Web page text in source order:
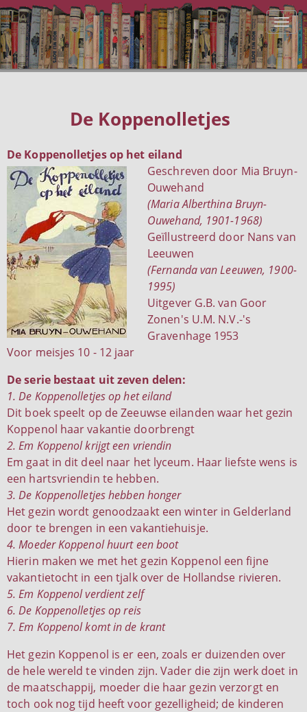
De Koppenolletjes
De Koppenolletjes op het eiland
Geschreven door Mia Bruyn-
Ouwehand
(Maria Alberthina Bruyn-
Ouwehand, 1901-1968)
Geïllustreerd door Nans van
Leeuwen
(Fernanda van Leeuwen, 1900-
1995)
Uitgever G.B. van Goor
Zonen's U.M. N.V.-'s
Gravenhage 1953
Voor meisjes 10 - 12 jaar
De serie bestaat uit zeven delen:
1. De Koppenolletjes op het eiland
Dit boek speelt op de Zeeuwse eilanden waar het gezin
Koppenol haar vakantie doorbrengt
2. Em Koppenol krijgt een vriendin
Em gaat in dit deel naar het lyceum. Haar liefste wens is
een hartsvriendin te hebben.
3. De Koppenolletjes hebben honger
Het gezin wordt genoodzaakt een winter in Gelderland
door te brengen in een vakantiehuisje.
4. Moeder Koppenol huurt een boot
Hierin maken we met het gezin Koppenol een fijne
vakantietocht in een tjalk over de Hollandse rivieren.
5. Em Koppenol verdient zelf
6. De Koppenolletjes op reis
7. Em Koppenol komt in de krant
Het gezin Koppenol is er een, zoals er duizenden over
de hele wereld te vinden zijn. Vader die zijn werk doet in
de maatschappij, moeder die haar gezin verzorgt en
toch ook nog tijd heeft voor gezelligheid; de kinderen